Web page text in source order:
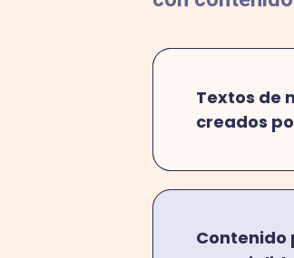
Textos de
creados
Contenido